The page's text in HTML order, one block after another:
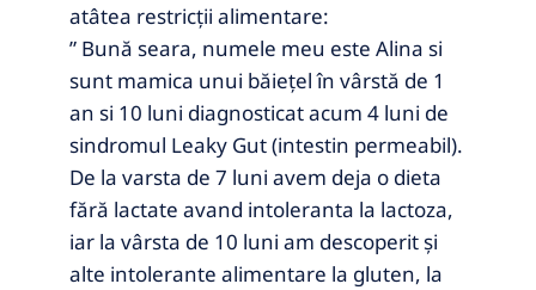
atâtea restricții alimentare:
” Bună seara, numele meu este Alina si
sunt mamica unui băiețel în vârstă de 1
an si 10 luni diagnosticat acum 4 luni de
sindromul Leaky Gut (intestin permeabil).
De la varsta de 7 luni avem deja o dieta
fără lactate avand intoleranta la lactoza,
iar la vârsta de 10 luni am descoperit și
alte intolerante alimentare la gluten, la